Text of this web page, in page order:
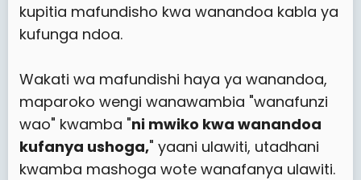
kupitia mafundisho kwa wanandoa kabla ya
kufunga ndoa.
Wakati wa mafundishi haya ya wanandoa,
maparoko wengi wanawambia "wanafunzi
wao" kwamba "ni mwiko kwa wanandoa
kufanya ushoga," yaani ulawiti, utadhani
kwamba mashoga wote wanafanya ulawiti.